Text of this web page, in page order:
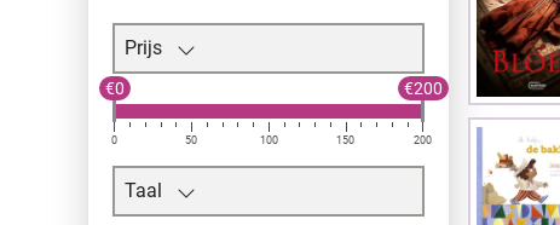
Prijs
€0 €200
0 50 100 150 200
Taal